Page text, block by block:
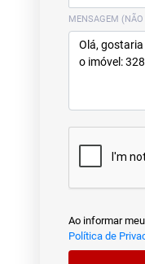
MENSAGEM
Ao informar
Política de